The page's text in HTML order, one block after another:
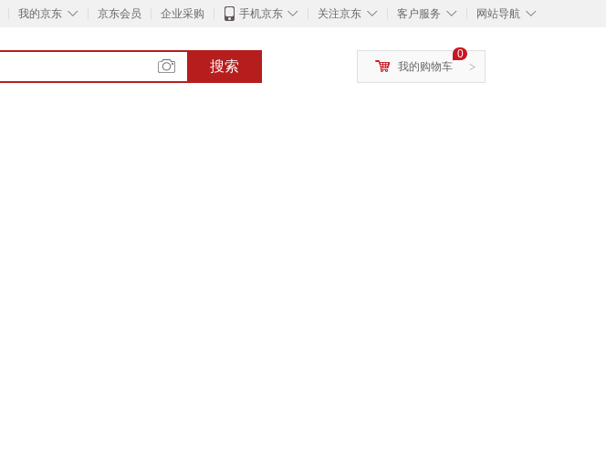
◇
我的京东 京东会员 企业采购 ◇
手机京东 ◇
关注京东 ◇
客户服务 ◇
网站导航
搜索 >
0
我的购物车